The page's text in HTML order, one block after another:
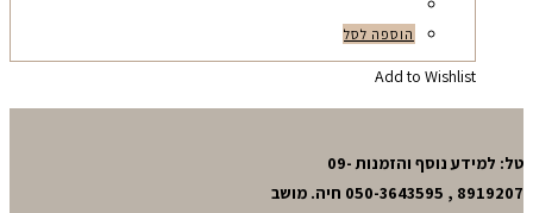
הוספה לסל
Add to Wishlist
טל: למידע נוסף והזמנות 09-
8919207 , 050-3643595 חיה. מושב